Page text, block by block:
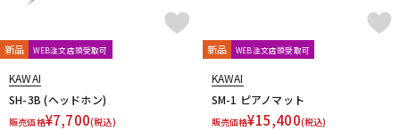
新品 WEB注文店頭受取可
KAWAI
SH-3B (ヘッドホン)
販売価格¥7,700(税込)
新品 WEB注文店頭受取可
KAWAI
SM-1 ピアノマット
販売価格¥15,400(税込)